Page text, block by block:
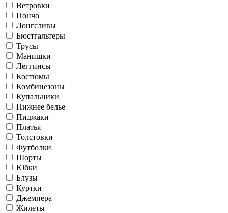
Ветровки
Пончо
Лонгсливы
Бюстгальтеры
Трусы
Манишки
Леггинсы
Костюмы
Комбинезоны
Купальники
Нижнее белье
Пиджаки
Платья
Толстовки
Футболки
Шорты
Юбки
Блузы
Куртки
Джемпера
Жилеты